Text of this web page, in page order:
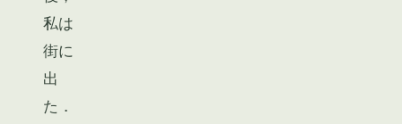
私は
街に
出
た．